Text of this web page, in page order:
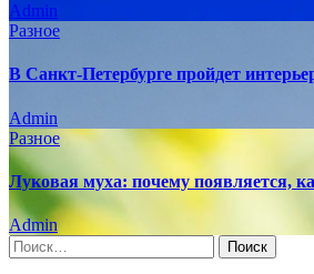
Admin
Разное
В Санкт-Петербурге пройдет
Admin
Разное
Луковая муха: почему появляется,
Admin
Найти: